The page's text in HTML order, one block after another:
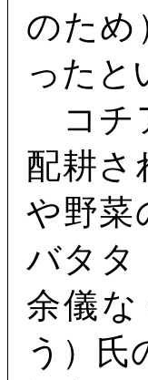
のため
ったと
コチ
配耕さ
や野菜
バタタ
余儀
う）氏